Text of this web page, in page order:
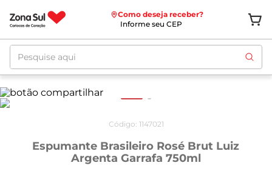
Como deseja receber?
Informe seu CEP
Pesquise aqui
Código: 1147021
Espumante Brasileiro Rosé Brut Luiz
Argenta Garrafa 750ml